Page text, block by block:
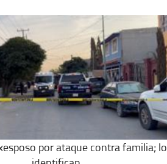
por ataque contra familia; lo